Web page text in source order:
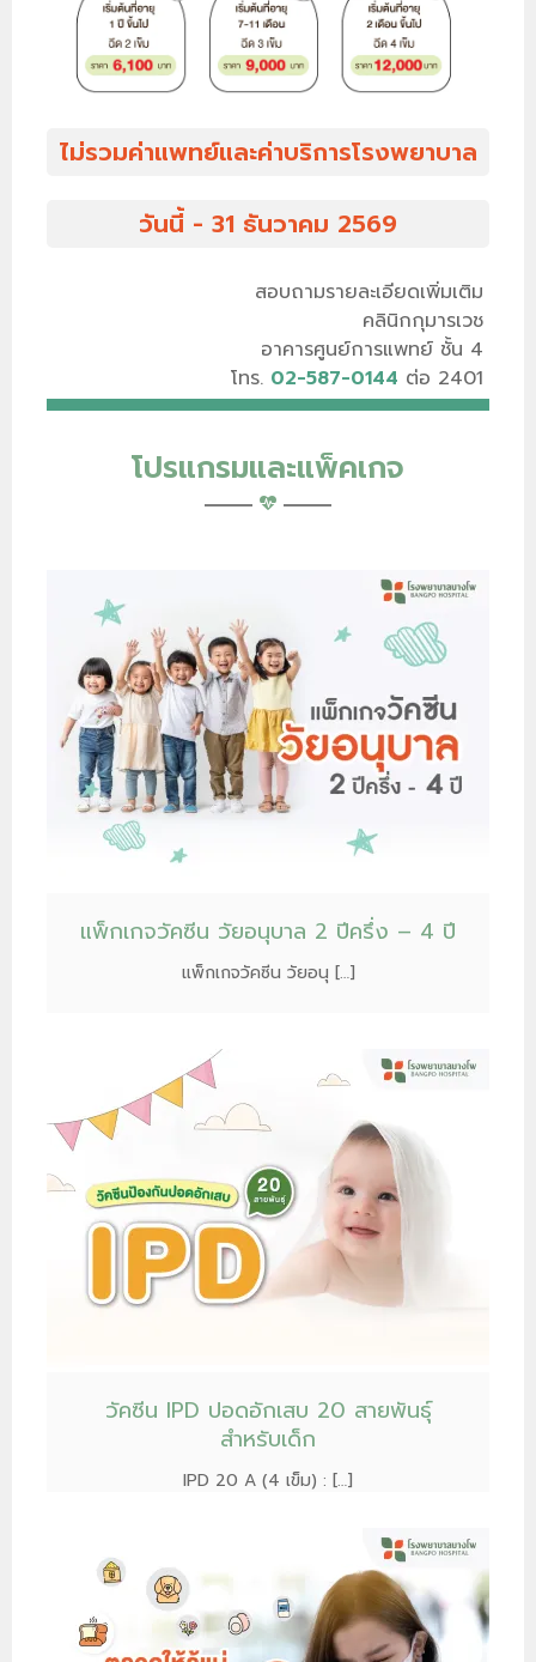
ไม่รวมค่าแพทย์และค่าบริการโรงพยาบาล
วันนี้ - 31 ธันวาคม 2569
สอบถามรายละเอียดเพิ่มเติม
คลินิกกุมารเวช
อาคารศูนย์การแพทย์ ชั้น 4
โทร. 02-587-0144 ต่อ 2401
โปรแกรมและแพ็คเกจ
แพ็กเกจวัคซีน วัยอนุบาล 2 ปีครึ่ง – 4 ปี
แพ็กเกจวัคซีน วัยอนุ […]
วัคซีน IPD ปอดอักเสบ 20 สายพันธุ์
สำหรับเด็ก
IPD 20 A (4 เข็ม) : […]